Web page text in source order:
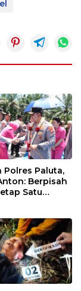
Polres Paluta,
Berpisah
Satu